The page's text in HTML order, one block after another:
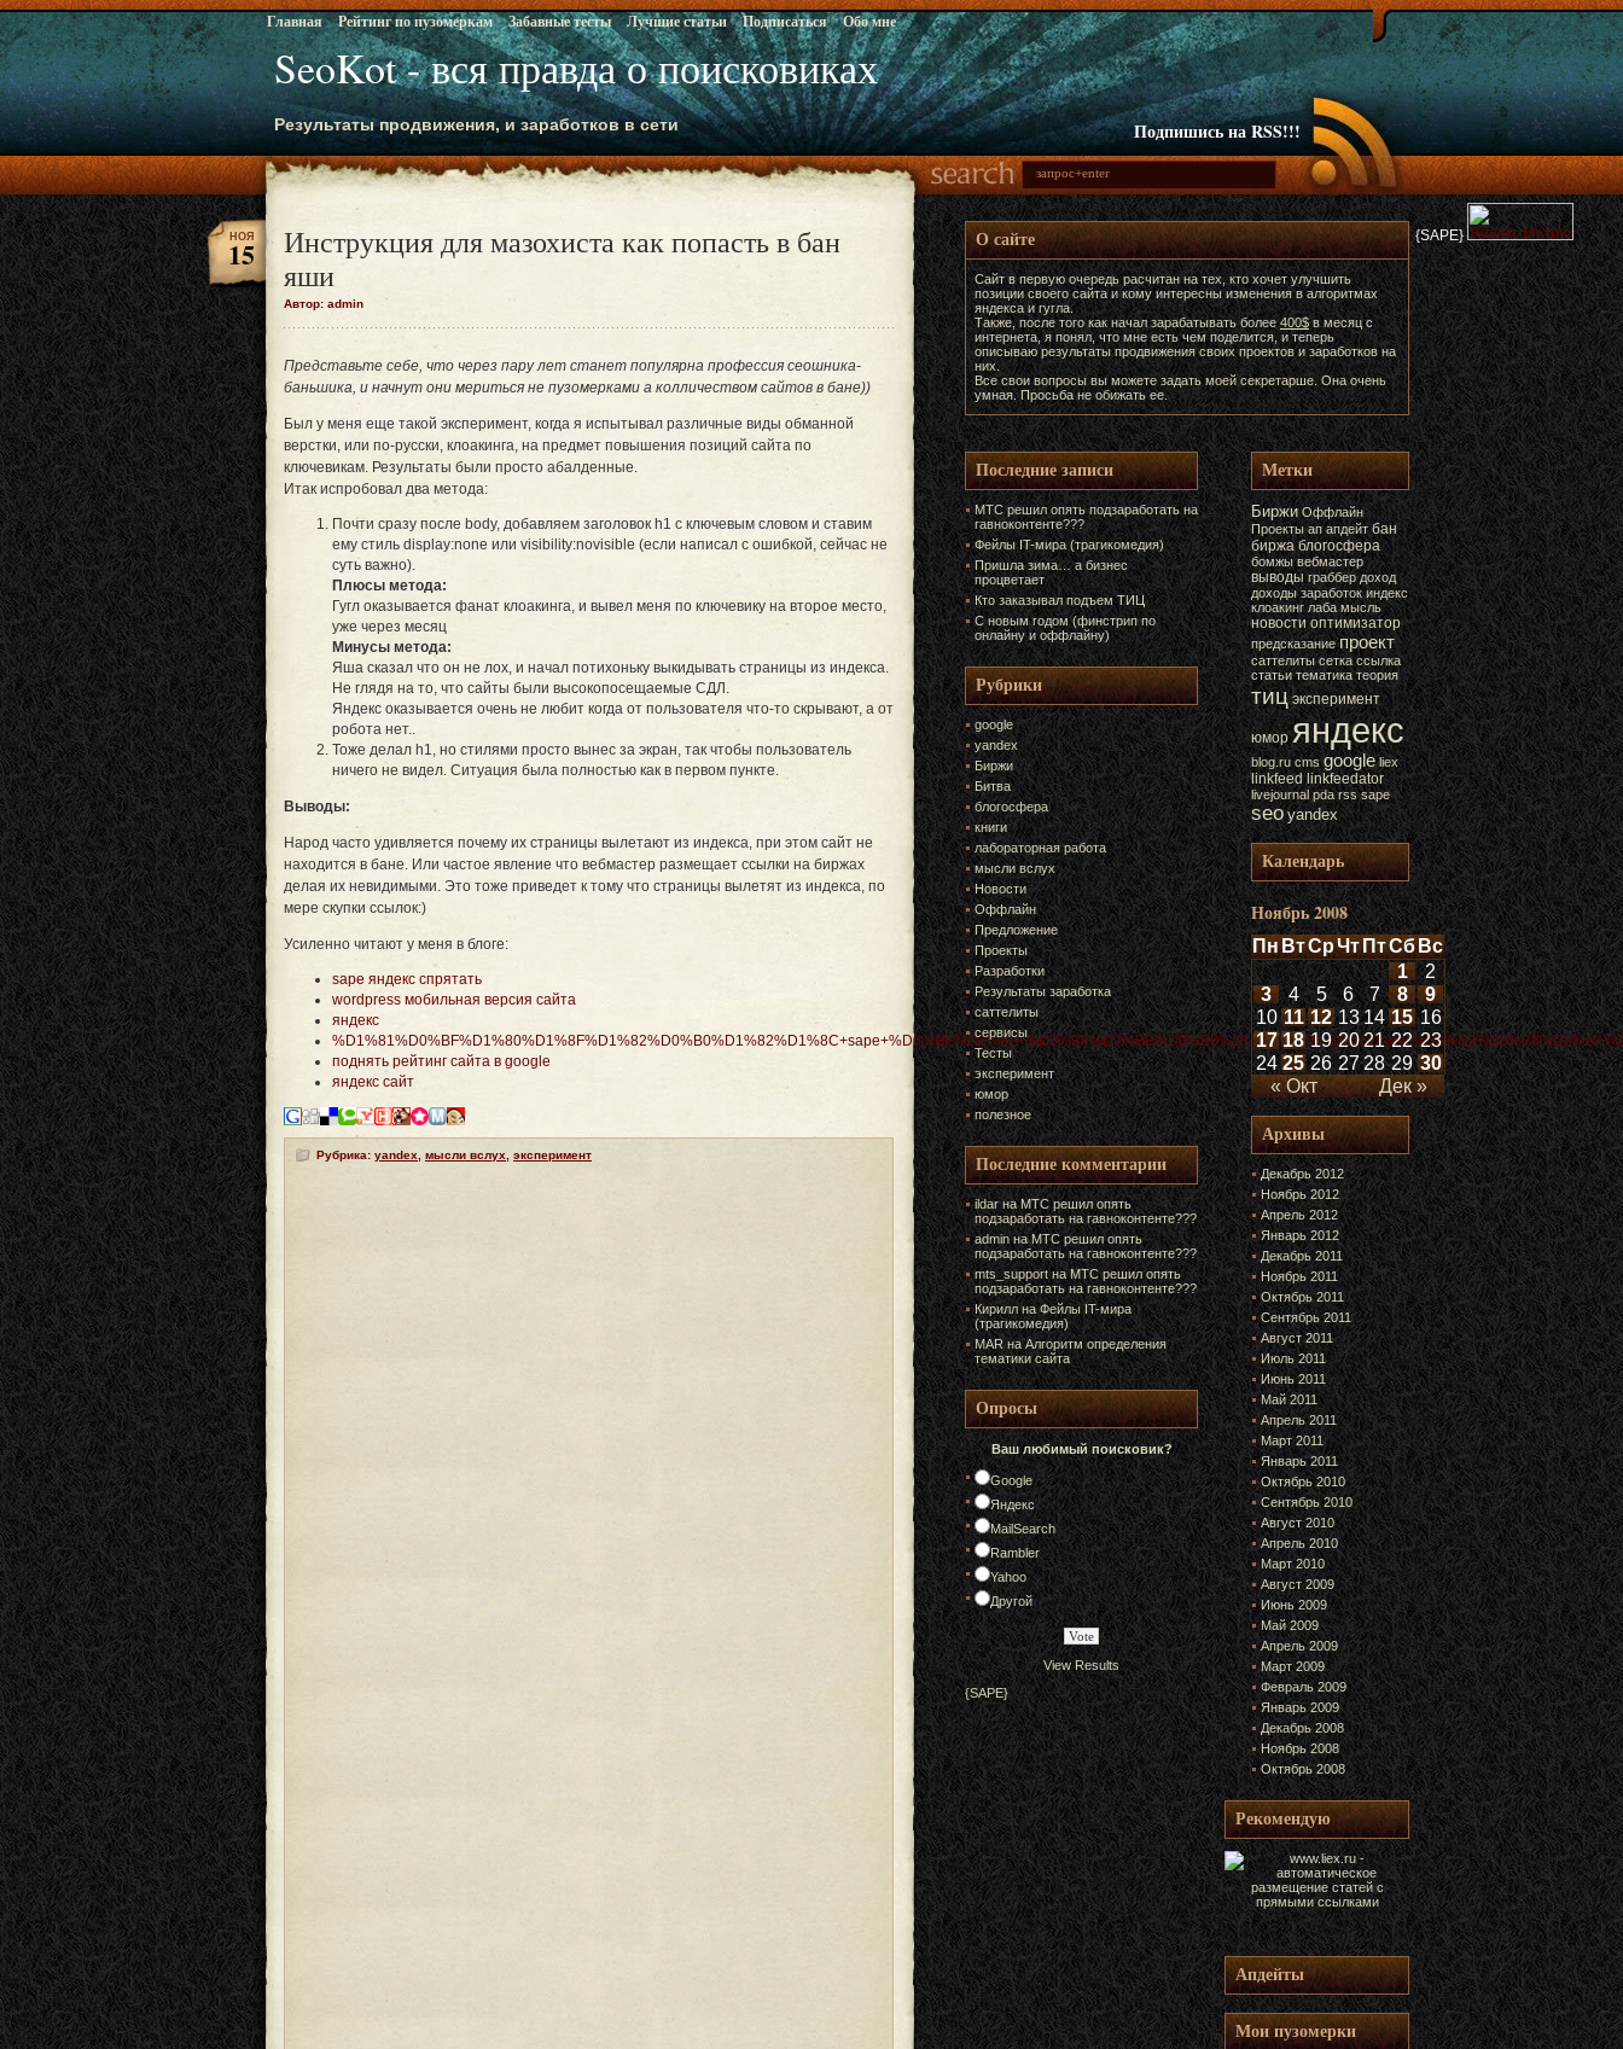
SeoKot - вся правда о поисковиках
Результаты продвижения, и заработков в сети
Главная Рейтинг по пузомеркам Забавные тесты Лучшие статьи Подписаться Обо мне
Подпишись на RSS!!!
Инструкция для мазохиста как попасть в бан
яши
Автор: admin
НОЯ
15
Представьте себе, что через пару лет станет популярна профессия сеошника-
баньшика, и начнут они мериться не пузомерками а колличеством сайтов в бане))
Был у меня еще такой эксперимент, когда я испытывал различные виды обманной
верстки, или по-русски, клоакинга, на предмет повышения позиций сайта по
ключевикам. Результаты были просто абалденные.
Итак испробовал два метода:
Почти сразу после body, добавляем заголовок h1 с ключевым словом и ставим
ему стиль display:none или visibility:novisible (если написал с ошибкой, сейчас не
суть важно).
Плюсы метода:
Гугл оказывается фанат клоакинга, и вывел меня по ключевику на второе место,
уже через месяц
Минусы метода:
Яша сказал что он не лох, и начал потихоньку выкидывать страницы из индекса.
Не глядя на то, что сайты были высокопосещаемые СДЛ.
Яндекс оказывается очень не любит когда от пользователя что-то скрывают, а от
робота нет..
Тоже делал h1, но стилями просто вынес за экран, так чтобы пользователь
ничего не видел. Ситуация была полностью как в первом пункте.
Выводы:
Народ часто удивляется почему их страницы вылетают из индекса, при этом сайт не
находится в бане. Или частое явление что вебмастер размещает ссылки на биржах
делая их невидимыми. Это тоже приведет к тому что страницы вылетят из индекса, по
мере скупки ссылок:)
Усиленно читают у меня в блоге:
sape яндекс спрятать
wordpress мобильная версия сайта
яндекс
поднять рейтинг сайта в google
яндекс сайт
Рубрика: yandex мысли вслух эксперимент
О сайте
Сайт в первую очередь расчитан на тех, кто хочет улучшить
позиции своего сайта и кому интересны изменения в алгоритмах
яндекса и гугла.
Также, после того как начал зарабатывать более400$ в месяц с
интернета, я понял, что мне есть чем поделится, и теперь
описываю результаты продвижения своих проектов и заработков на
них.
Все свои вопросы вы можете задать моей секретарше. Она очень
умная. Просьба не обижать ее.
Последние записи
МТС решил опять подзаработать на
гавноконтенте???
Фейлы IT-мира (трагикомедия)
Пришла зима… а бизнес
процветает
Кто заказывал подъем ТИЦ
С новым годом (финстрип по
онлайну и оффлайну)
Рубрики
google
yandex
Биржи
Битва
блогосфера
книги
лабораторная работа
мысли вслух
Новости
Оффлайн
Предложение
Проекты
Разработки
Результаты заработка
саттелиты
сервисы
Тесты
эксперимент
юмор
полезное
Последние комментарии
ildar наМТС решил опять
подзаработать на гавноконтенте???
admin наМТС решил опять
подзаработать на гавноконтенте???
mts_support на МТС решил опять
подзаработать на гавноконтенте???
Кирилл наФейлы IT-мира
(трагикомедия)
MAR наАлгоритм определения
тематики сайта
Опросы
Ваш любимый поисковик?
Google
Яндекс
MailSearch
Rambler
Yahoo
Другой
View Results
{SAPE}
Метки
Биржи Оффлайн
Проекты ап апдейт бан
биржа блогосфера
бомжы вебмастер
выводы граббер доход
доходы заработок индекс
клоакинг лаба мысль
новости оптимизатор
предсказание проект
саттелиты сетка ссылка
статьи тематика теория
тиц эксперимент
юмор яндекс
blog.ru cms google liex
linkfeed linkfeedator
livejournal pda rss sape
seo yandex
Календарь
Ноябрь 2008
ПнВтСрЧтПтСбВс
« Окт Дек »
1
2
3
4 5 6 7 8
9
10 11 12 13 14 15 16
17 18 19 20 21 22 23
24 25 26 27 28 29 30
Архивы
Декабрь 2012
Ноябрь 2012
Апрель 2012
Январь 2012
Декабрь 2011
Ноябрь 2011
Октябрь 2011
Сентябрь 2011
Август 2011
Июль 2011
Июнь 2011
Май 2011
Апрель 2011
Март 2011
Январь 2011
Октябрь 2010
Сентябрь 2010
Август 2010
Апрель 2010
Март 2010
Август 2009
Июнь 2009
Май 2009
Апрель 2009
Март 2009
Февраль 2009
Январь 2009
Декабрь 2008
Ноябрь 2008
Октябрь 2008
Рекомендую
Апдейты
Мои пузомерки
{SAPE}